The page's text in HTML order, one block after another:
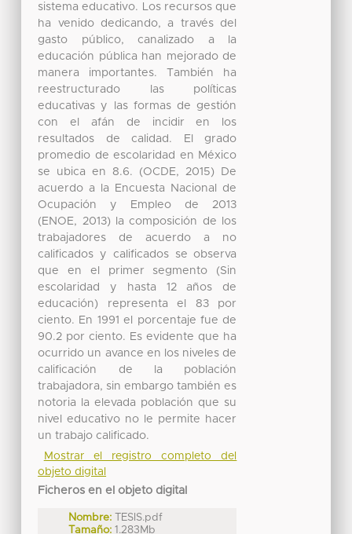
sistema educativo. Los recursos que
ha venido dedicando, a través del
gasto público, canalizado a la
educación pública han mejorado de
manera importantes. También ha
reestructurado las políticas
educativas y las formas de gestión
con el afán de incidir en los
resultados de calidad. El grado
promedio de escolaridad en México
se ubica en 8.6. (OCDE, 2015) De
acuerdo a la Encuesta Nacional de
Ocupación y Empleo de 2013
(ENOE, 2013) la composición de los
trabajadores de acuerdo a no
calificados y calificados se observa
que en el primer segmento (Sin
escolaridad y hasta 12 años de
educación) representa el 83 por
ciento. En 1991 el porcentaje fue de
90.2 por ciento. Es evidente que ha
ocurrido un avance en los niveles de
calificación de la población
trabajadora, sin embargo también es
notoria la elevada población que su
nivel educativo no le permite hacer
un trabajo calificado.
Mostrar el registro completo del
objeto digital
Ficheros en el objeto digital
Nombre: TESIS.pdf
Tamaño: 1.283Mb